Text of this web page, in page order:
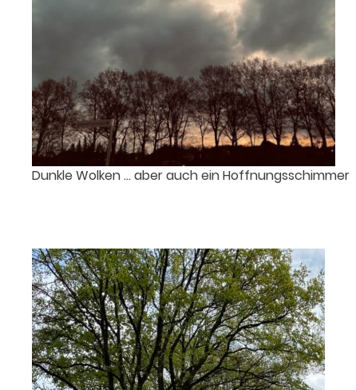
Dunkle Wolken … aber auch ein Hoffnungsschimmer